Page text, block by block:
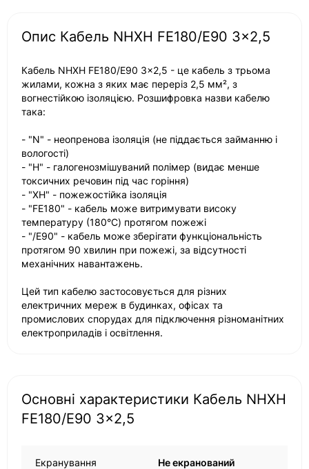
Опис Кабель NHXH FE180/E90 3x2,5
Кабель NHXH FE180/E90 3x2,5 - це кабель з трьома
жилами, кожна з яких має переріз 2,5 мм², з
вогнестійкою ізоляцією. Розшифровка назви кабелю
така:
- "N" - неопренова ізоляція (не піддається займанню і
вологості)
- "H" - галогенозмішуваний полімер (видає менше
токсичних речовин під час горіння)
- "XH" - пожежостійка ізоляція
- "FE180" - кабель може витримувати високу
температуру (180°C) протягом пожежі
- "/E90" - кабель може зберігати функціональність
протягом 90 хвилин при пожежі, за відсутності
механічних навантажень.
Цей тип кабелю застосовується для різних
електричних мереж в будинках, офісах та
промислових спорудах для підключення різноманітних
електроприладів і освітлення.
Основні характеристики Кабель NHXH
FE180/E90 3x2,5
Екранування Не екранований